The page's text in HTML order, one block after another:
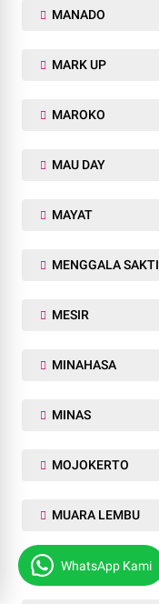
MANADO
MARK UP
MAROKO
MAU DAY
MAYAT
MENGGALA SAKTI
MESIR
MINAHASA
MINAS
MOJOKERTO
MUARA LEMBU
MUIWhatsApp Kami